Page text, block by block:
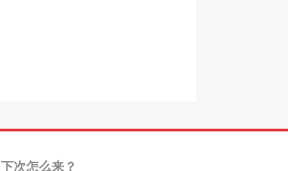
下次怎么来？